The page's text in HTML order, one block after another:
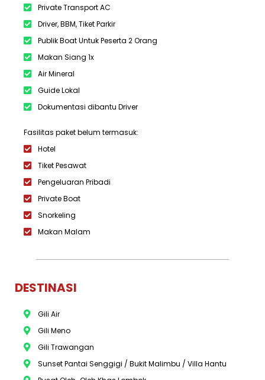
Private Transport AC
Driver, BBM, Tiket Parkir
Publik Boat Untuk Peserta 2 Orang
Makan Siang 1x
Air Mineral
Guide Lokal
Dokumentasi dibantu Driver
Fasilitas paket belum termasuk:
Hotel
Tiket Pesawat
Pengeluaran Pribadi
Private Boat
Snorkeling
Makan Malam
DESTINASI
Gili Air
Gili Meno
Gili Trawangan
Sunset Pantai Senggigi / Bukit Malimbu / Villa Hantu